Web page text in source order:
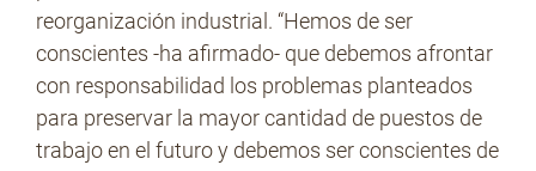
reorganización industrial. “Hemos de ser
conscientes -ha afirmado- que debemos afrontar
con responsabilidad los problemas planteados
para preservar la mayor cantidad de puestos de
trabajo en el futuro y debemos ser conscientes de